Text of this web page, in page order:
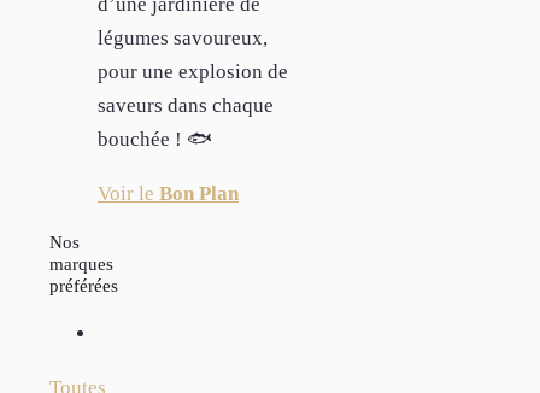
d’une jardinière de
légumes savoureux,
pour une explosion de
saveurs dans chaque
bouchée ! 🐟
Voir le Bon Plan
Nos
marques
préférées
Toutes